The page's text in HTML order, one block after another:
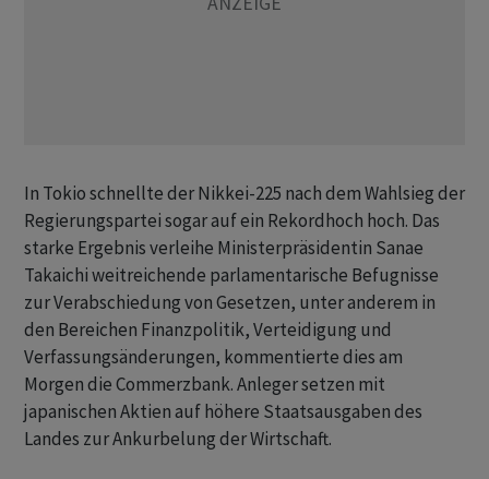
In Tokio schnellte der Nikkei-225 nach dem Wahlsieg der
Regierungspartei sogar auf ein Rekordhoch hoch. Das
starke Ergebnis verleihe Ministerpräsidentin Sanae
Takaichi weitreichende parlamentarische Befugnisse
zur Verabschiedung von Gesetzen, unter anderem in
den Bereichen Finanzpolitik, Verteidigung und
Verfassungsänderungen, kommentierte dies am
Morgen die Commerzbank. Anleger setzen mit
japanischen Aktien auf höhere Staatsausgaben des
Landes zur Ankurbelung der Wirtschaft.